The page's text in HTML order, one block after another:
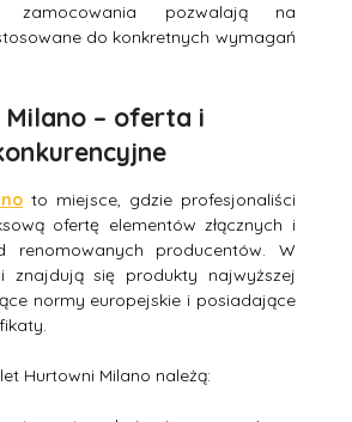
zamocowania pozwalają na
do konkretnych wymagań
– oferta i
to miejsce, gdzie profesjonaliści
ofertę elementów złącznych i
renomowanych producentów. W
znajdują się produkty najwyższej
normy europejskie i posiadające
Hurtowni Milano należą: